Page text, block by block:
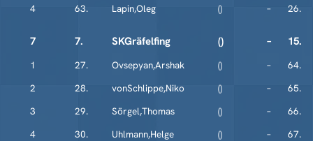
4
63. Lapin,Oleg () – 26.
7 7. SKGräfelfing () – 15.
1 27. Ovsepyan,Arshak () –
64.
2
28. vonSchlippe,Niko () –
65.
3
29. Sörgel,Thomas () –
66.
4
30. Uhlmann,Helge () – 67.